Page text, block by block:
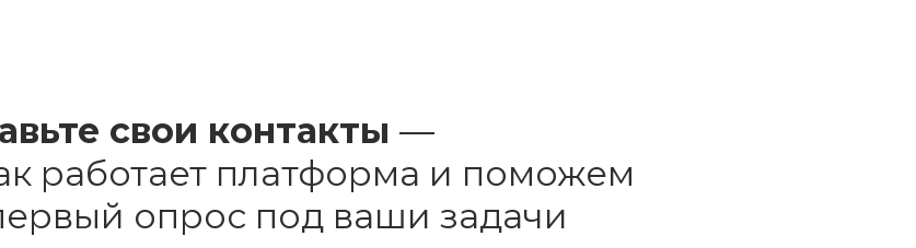
свои контакты —
работает платформа и поможем
опрос под ваши задачи